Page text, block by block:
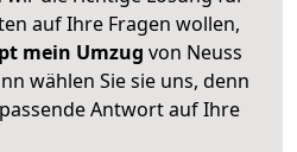
auf Ihre Fragen wollen,
mein Umzug von Neuss
wählen Sie sie uns, denn
Antwort auf Ihre